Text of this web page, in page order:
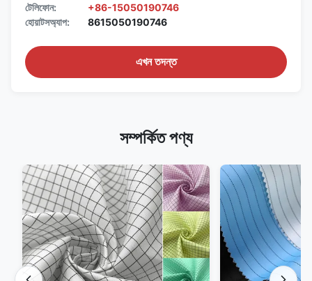
টেলিফোন:
+86-15050190746
হোয়াটসঅ্যাপ:
8615050190746
এখন তদন্ত
সম্পর্কিত পণ্য